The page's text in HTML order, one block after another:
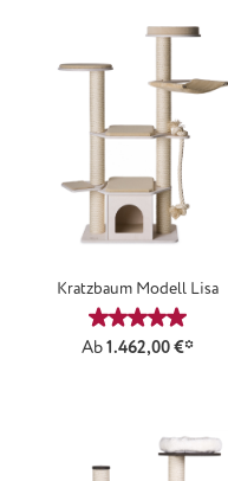
Kratzbaum Modell Lisa
Ab1.462,00 €*